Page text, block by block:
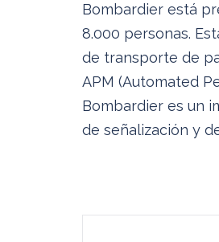
Bombardier está
8.000 personas.
de transporte de
APM (Automated
Bombardier es un
de señalización y